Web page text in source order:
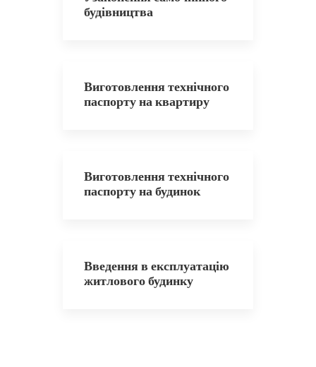
будівництва
Виготовлення технічного
паспорту на квартиру
Виготовлення технічного
паспорту на будинок
Введення в експлуатацію
житлового будинку